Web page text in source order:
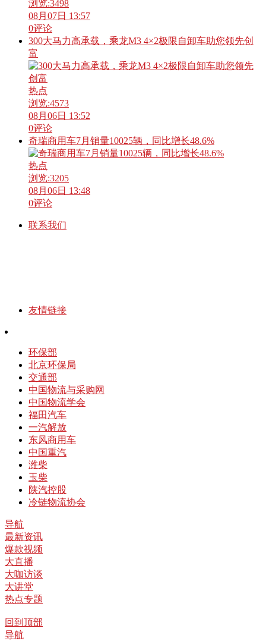
浏览:3498
08月07日 13:57
0评论
300大马力高承载，乘龙M3 4×2极限自卸车助您领先创
富
热点
浏览:4573
08月06日 13:52
0评论
奇瑞商用车7月销量10025辆，同比增长48.6%
热点
浏览:3205
08月06日 13:48
0评论
联系我们
友情链接
环保部
北京环保局
交通部
中国物流与采购网
中国物流学会
福田汽车
一汽解放
东风商用车
中国重汽
潍柴
玉柴
陕汽控股
冷链物流协会
导航
最新资讯
爆款视频
大直播
大咖访谈
大讲堂
热点专题
回到顶部
导航